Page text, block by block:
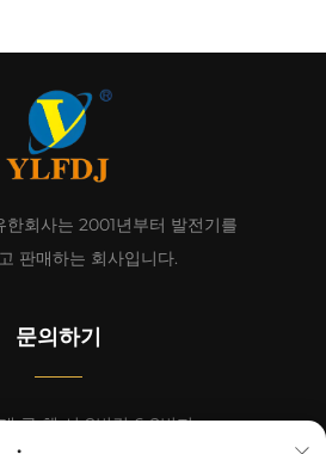
한회사는 2001년부터 발전기를
판매하는 회사입니다.
문의하기
구 첸 시 8번길 6-2번지